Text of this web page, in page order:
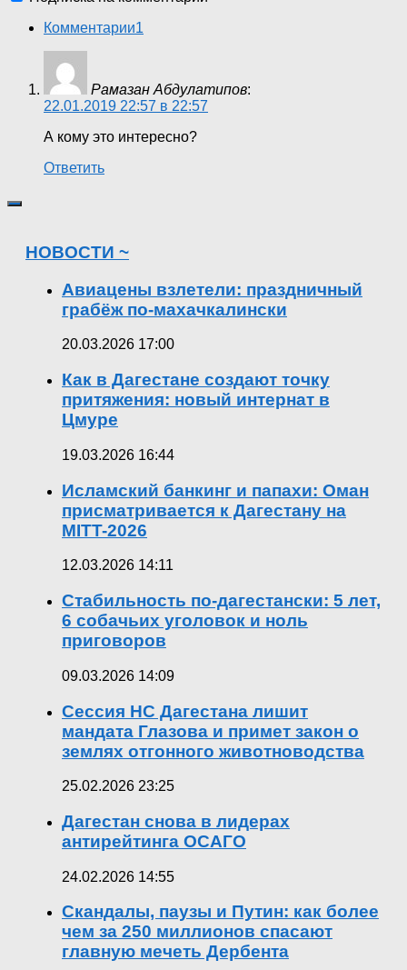
Комментарии1
Рамазан Абдулатипов:
22.01.2019 22:57 в 22:57
А кому это интересно?
Ответить
НОВОСТИ ~
Авиацены взлетели: праздничный
грабёж по-махачкалински
20.03.2026 17:00
Как в Дагестане создают точку
притяжения: новый интернат в
Цмуре
19.03.2026 16:44
Исламский банкинг и папахи: Оман
присматривается к Дагестану на
MITT-2026
12.03.2026 14:11
Стабильность по-дагестански: 5 лет,
6 собачьих уголовок и ноль
приговоров
09.03.2026 14:09
Сессия НС Дагестана лишит
мандата Глазова и примет закон о
землях отгонного животноводства
25.02.2026 23:25
Дагестан снова в лидерах
антирейтинга ОСАГО
24.02.2026 14:55
Скандалы, паузы и Путин: как более
чем за 250 миллионов спасают
главную мечеть Дербента